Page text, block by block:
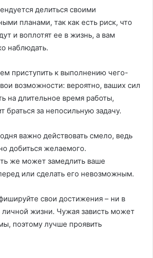
делиться своими
планами, так как есть риск, что
и воплотят ее в жизнь, а вам
наблюдать.
приступить к выполнению чего-
возможности: вероятно, ваших сил
на длительное время работы,
браться за непосильную задачу.
важно действовать смело, ведь
добиться желаемого.
же может замедлить ваше
или сделать его невозможным.
свои достижения – ни в
личной жизни. Чужая зависть может
поэтому лучше проявить